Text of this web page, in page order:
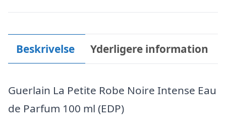
Beskrivelse Yderligere information
Guerlain La Petite Robe Noire Intense Eau
de Parfum 100 ml (EDP)